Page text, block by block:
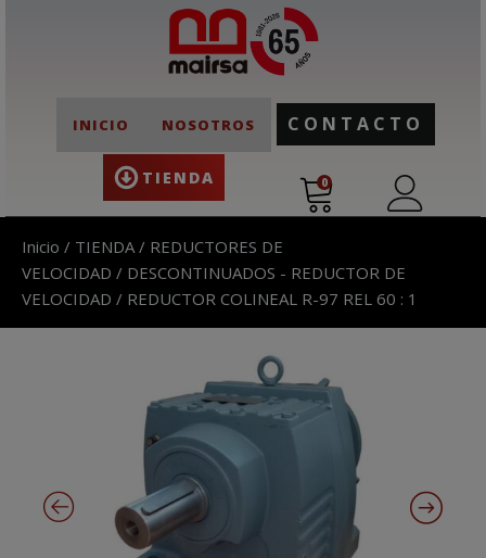
INICIO NOSOTROS
TIENDA
CONTACTO
0
Inicio / TIENDA / REDUCTORES DE
VELOCIDAD / DESCONTINUADOS - REDUCTOR DE
VELOCIDAD / REDUCTOR COLINEAL R-97 REL 60 : 1